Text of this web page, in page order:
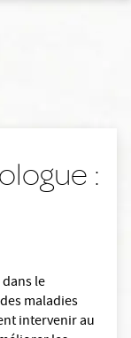
:
le
maladies
intervenir au